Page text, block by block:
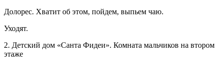
Долорес. Хватит об этом, пойдем, выпьем чаю.
Уходят.
2. Детский дом «Санта Фидеи». Комната мальчиков на втором
этаже